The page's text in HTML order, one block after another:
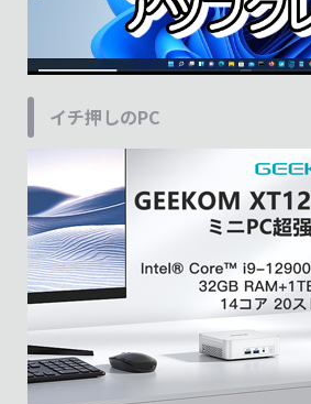
イチ押しのPC